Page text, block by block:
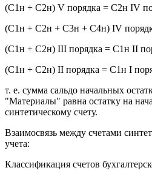
(С1н + С2н) V порядка = С2н IV
(С1н + С2н + С3н + С4н) IV
(С1н + С2н) III порядка = С1н II
(С1н + С2н) II порядка = С1н I
т. е. сумма сальдо начальных
"Материалы" равна остатку на
синтетическому счету.
Взаимосвязь между счетами
учета:
Классификация счетов